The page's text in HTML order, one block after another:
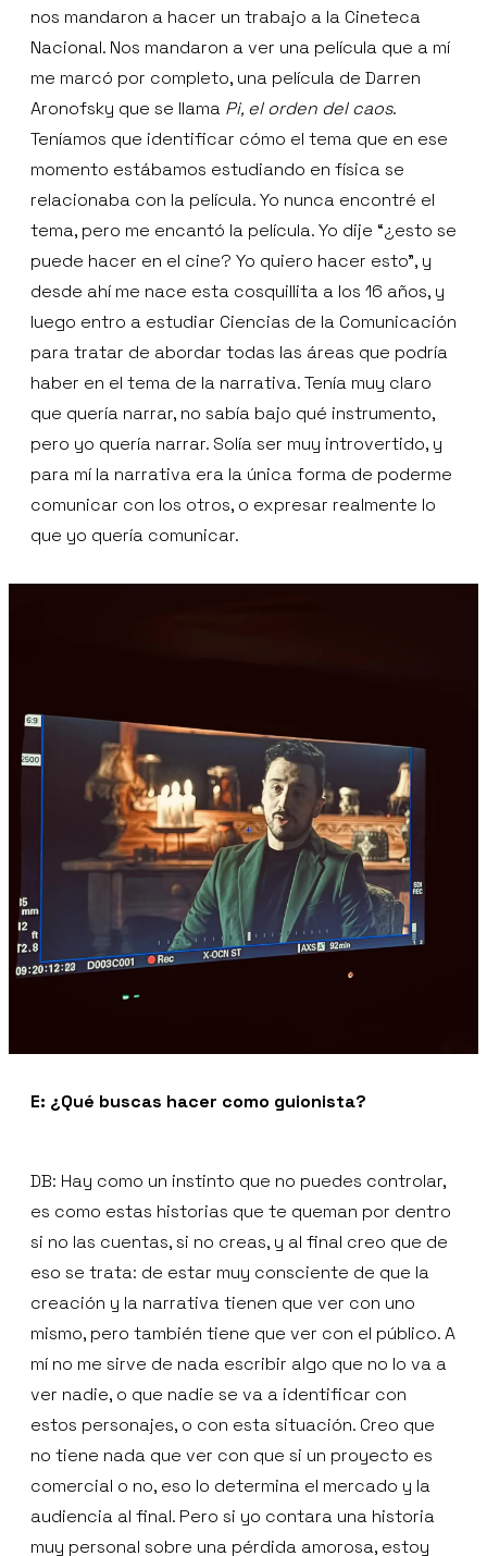
nos mandaron a hacer un trabajo a la Cineteca
Nacional. Nos mandaron a ver una película que a mí
me marcó por completo, una película de Darren
Aronofsky que se llama Pi, el orden del caos.
Teníamos que identificar cómo el tema que en ese
momento estábamos estudiando en física se
relacionaba con la película. Yo nunca encontré el
tema, pero me encantó la película. Yo dije “¿esto se
puede hacer en el cine? Yo quiero hacer esto”, y
desde ahí me nace esta cosquillita a los 16 años, y
luego entro a estudiar Ciencias de la Comunicación
para tratar de abordar todas las áreas que podría
haber en el tema de la narrativa. Tenía muy claro
que quería narrar, no sabía bajo qué instrumento,
pero yo quería narrar. Solía ser muy introvertido, y
para mí la narrativa era la única forma de poderme
comunicar con los otros, o expresar realmente lo
que yo quería comunicar.
E: ¿Qué buscas hacer como guionista?
DB: Hay como un instinto que no puedes controlar,
es como estas historias que te queman por dentro
si no las cuentas, si no creas, y al final creo que de
eso se trata: de estar muy consciente de que la
creación y la narrativa tienen que ver con uno
mismo, pero también tiene que ver con el público. A
mí no me sirve de nada escribir algo que no lo va a
ver nadie, o que nadie se va a identificar con
estos personajes, o con esta situación. Creo que
no tiene nada que ver con que si un proyecto es
comercial o no, eso lo determina el mercado y la
audiencia al final. Pero si yo contara una historia
muy personal sobre una pérdida amorosa, estoy